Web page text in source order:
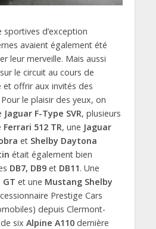
d’exception
avaient également été
leur merveille. Mais aussi
le circuit au cours de
et offrir aux invités des
le plaisir des yeux, on
Jaguar F-Type SVR, plusieurs
Ferrari 512 TR, une Jaguar
et Shelby Daytona
était également bien
DB7, DB9 etDB11. Une
GT et une Mustang Shelby
Prestige Cars
depuis Clermont-
six Alpine A110dernière